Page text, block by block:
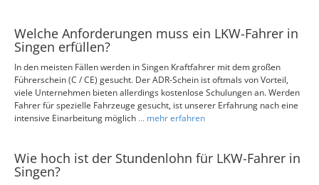
Welche Anforderungen muss ein LKW-Fahrer in
Singen erfüllen?
In den meisten Fällen werden in Singen Kraftfahrer mit dem großen
Führerschein (C / CE) gesucht. Der ADR-Schein ist oftmals von Vorteil,
viele Unternehmen bieten allerdings kostenlose Schulungen an. Werden
Fahrer für spezielle Fahrzeuge gesucht, ist unserer Erfahrung nach eine
intensive Einarbeitung möglich ... mehr erfahren
Wie hoch ist der Stundenlohn für LKW-Fahrer in
Singen?